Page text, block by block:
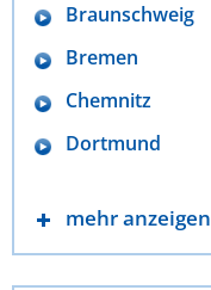
Braunschweig
Bremen
Chemnitz
Dortmund
mehr anzeigen